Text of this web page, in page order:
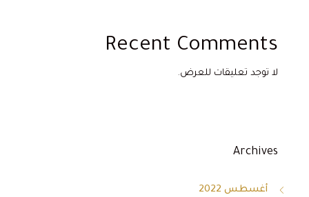
Recent Comments
لا توجد تعليقات للعرض.
Archives
أغسطس 2022